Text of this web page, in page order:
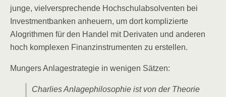
jun­ge, viel­ver­spre­chen­de Hoch­schul­ab­sol­ven­ten bei
Invest­ment­ban­ken anheu­ern, um dort kom­pli­zier­te
Alogrith­men für den Han­del mit Deri­va­ten und ande­ren
hoch kom­ple­xen Finanz­in­stru­men­ten zu erstellen.
Mun­gers Anla­ge­stra­te­gie in weni­gen Sätzen:
Char­lies Anla­ge­phi­lo­so­phie ist von der Theo­rie